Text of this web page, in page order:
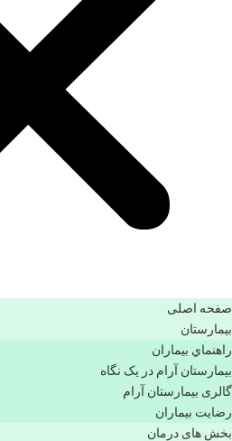
صفحه اصلی
بيمارستان
راهنماي بیماران
بیمارستان آرام در یک نگاه
گالری بیمارستان آرام
رضایت بیماران
بخش های درمان